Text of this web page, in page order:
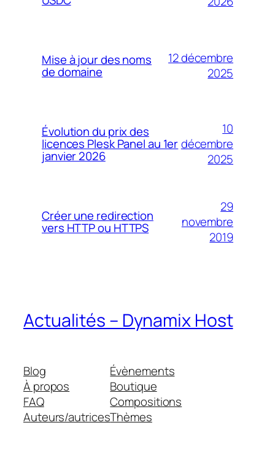
Mise à jour des noms
de domaine
12 décembre
2025
Évolution du prix des
licences Plesk Panel au 1er
janvier 2026
10
décembre
2025
Créer une redirection
vers HTTP ou HTTPS
29
novembre
2019
Actualités – Dynamix Host
Blog
À propos
FAQ
Auteurs/autrices
Évènements
Boutique
Compositions
Thèmes